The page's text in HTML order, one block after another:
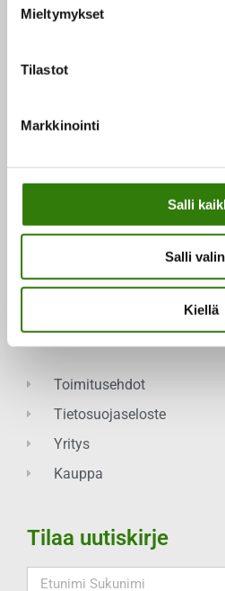
Mieltymykset
Tilastot
Markkinointi
Salli
Salli
Kiellä
Kilotveks.fi
Herbalife-tuotteet netistä.
kokemuksella.
Toimitusehdot
Tietosuojaseloste
Yritys
Kauppa
Tilaa uutiskirje